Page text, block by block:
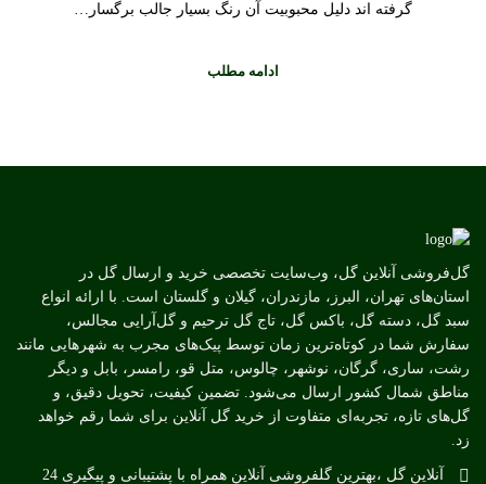
گرفته اند دلیل محبوبیت آن رنگ بسیار جالب برگسار…
ادامه مطلب
گل‌فروشی آنلاین گل، وب‌سایت تخصصی خرید و ارسال گل در
استان‌های تهران، البرز، مازندران، گیلان و گلستان است. با ارائه انواع
سبد گل، دسته گل، باکس گل، تاج گل ترحیم و گل‌آرایی مجالس،
سفارش شما در کوتاه‌ترین زمان توسط پیک‌های مجرب به شهرهایی مانند
رشت، ساری، گرگان، نوشهر، چالوس، متل قو، رامسر، بابل و دیگر
مناطق شمال کشور ارسال می‌شود. تضمین کیفیت، تحویل دقیق، و
گل‌های تازه، تجربه‌ای متفاوت از خرید گل آنلاین برای شما رقم خواهد
زد.
آنلاین گل ،بهترین گلفروشی آنلاین همراه با پشتیبانی و پیگیری 24